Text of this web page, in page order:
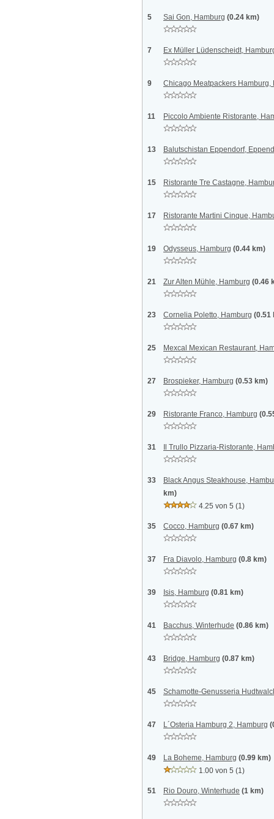
5 Sai Gon, Hamburg (0.24 km)
7 Ex Müller Lüdenscheidt,
9 Chicago Meatpackers Hamburg,
11 Piccolo Ambiente Ristorante,
13 Balutschistan Eppendorf,
15 Ristorante Tre Castagne,
17 Ristorante Martini Cinque,
19 Odysseus, Hamburg (0.44 km)
21 Zur Alten Mühle, Hamburg (0.46
23 Cornelia Poletto, Hamburg (0.51
25 Mexcal Mexican Restaurant,
27 Brospieker, Hamburg (0.53 km)
29 Ristorante Franco, Hamburg
31 Il Trullo Pizzaria-Ristorante,
33
Black Angus Steakhouse,
km)
4.25 von 5 (1)
35 Cocco, Hamburg (0.67 km)
37 Fra Diavolo, Hamburg (0.8 km)
39 Isis, Hamburg (0.81 km)
41 Bacchus, Winterhude (0.86 km)
43 Bridge, Hamburg (0.87 km)
45 Schamotte-Genusseria
47 L´Osteria Hamburg 2, Hamburg
49 La Boheme, Hamburg (0.99 km)
1.00 von 5 (1)
51 Rio Douro, Winterhude (1 km)